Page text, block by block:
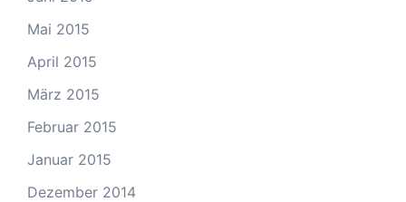
Mai 2015
April 2015
März 2015
Februar 2015
Januar 2015
Dezember 2014